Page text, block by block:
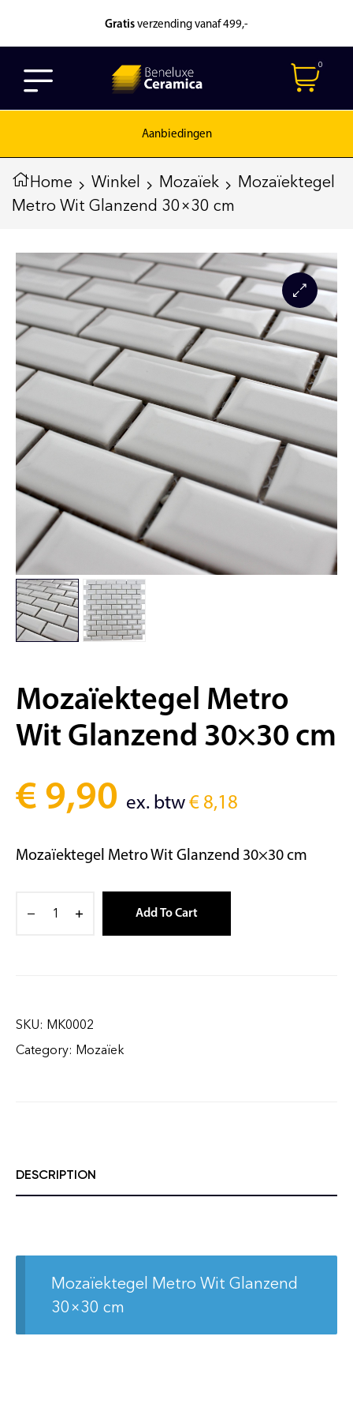
Gratis verzending vanaf 499,-
0
Aanbiedingen
Home Winkel Mozaïek
Mozaïektegel
Metro Wit Glanzend 30×30 cm
Mozaïektegel Metro
Wit Glanzend 30×30 cm
€ 9,90 ex. btw € 8,18
Mozaïektegel Metro Wit Glanzend 30×30 cm
Add To Cart
SKU: MK0002
Category: Mozaïek
DESCRIPTION
Mozaïektegel Metro Wit Glanzend
30×30 cm